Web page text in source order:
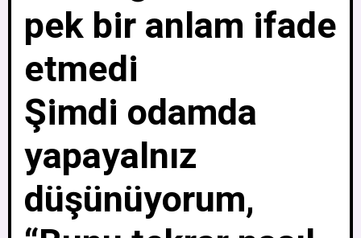
pek bir anlam ifade
etmedi
Şimdi odamda
yapayalnız
düşünüyorum,